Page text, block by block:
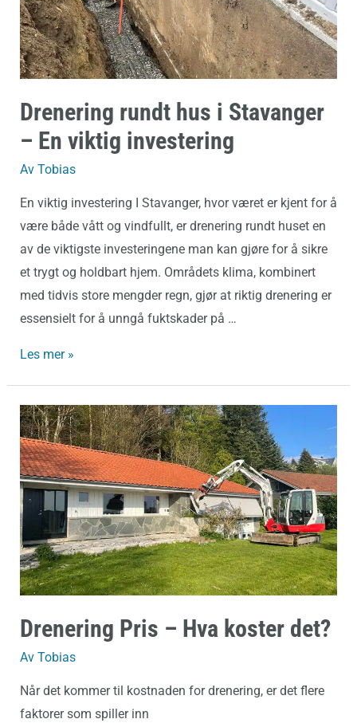
Drenering rundt hus i Stavanger
– En viktig investering
Av Tobias
En viktig investering I Stavanger, hvor været er kjent for å
være både vått og vindfullt, er drenering rundt huset en
av de viktigste investeringene man kan gjøre for å sikre
et trygt og holdbart hjem. Områdets klima, kombinert
med tidvis store mengder regn, gjør at riktig drenering er
essensielt for å unngå fuktskader på …
–
En
viktig
investering
Les mer »
Drenering Pris – Hva koster det?
Av Tobias
Når det kommer til kostnaden for drenering, er det flere
faktorer som spiller inn